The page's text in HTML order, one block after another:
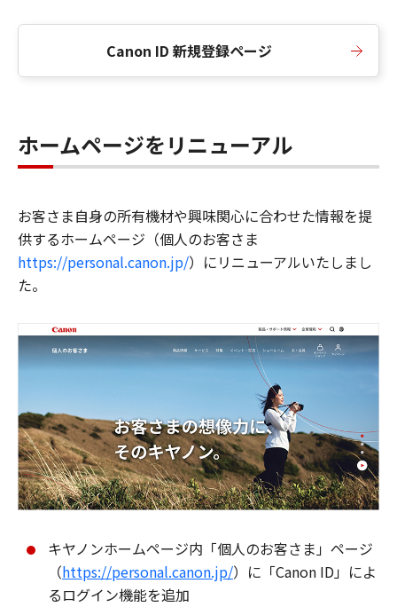
Canon ID 新規登録ページ
ホームページをリニューアル
お客さま自身の所有機材や興味関心に合わせた情報を提
供するホームページ（個人のお客さま
https://personal.canon.jp/）にリニューアルいたしまし
た。
キヤノンホームページ内「個人のお客さま」ページ
（https://personal.canon.jp/）に「Canon ID」によ
るログイン機能を追加